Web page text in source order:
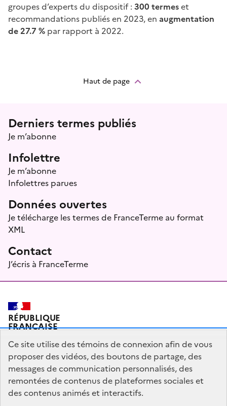
groupes d’experts du dispositif : 300 termeset
recommandations publiés en 2023, en augmentation
de 27.7 % par rapport à 2022.
Haut de page
Menu prefooter
Derniers termes publiés
Je m’abonne
Infolettre
Je m’abonne
Infolettres parues
Données ouvertes
Je télécharge les termes de FranceTerme au format
XML
Contact
J’écris à FranceTerme
RÉPUBLIQUE
FRANÇAISE
Plan du site Mentions légales Qui sommes-nous ?
Partagez votre expérience pour améliorer les services
Ce site utilise des témoins de connexion afin de vous
proposer des vidéos, des boutons de partage, des
messages de communication personnalisés, des
remontées de contenus de plateformes sociales et
des contenus animés et interactifs.